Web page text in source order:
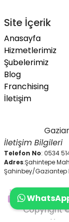
Site İçerik
Anasayfa
Hizmetlerimiz
Şubelerimiz
Blog
Franchising
İletişim
İletişim Bilgileri
Telefon No: 0534
Adres:Şahintepe
Şahinbey/Gaziantep
Copyright